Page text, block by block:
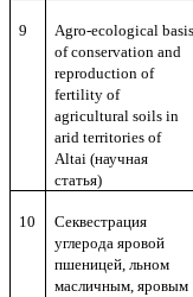
9
Agro-ecological basis
of conservation and
reproduction of
fertility of
agricultural soils in
arid territories of
Altai (научная
статья)
10
Секвестрация
углерода яровой
пшеницей, льном
масличным, яровым